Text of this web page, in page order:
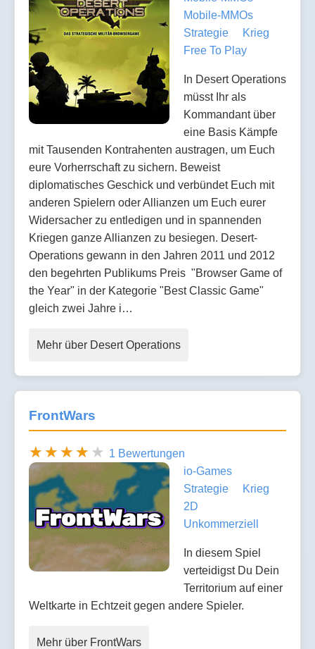
Mobile-MMOs
Strategie
Krieg
Free To Play
In Desert Operations
müsst Ihr als
Kommandant über
eine Basis Kämpfe
mit Tausenden Kontrahenten austragen, um Euch
eure Vorherrschaft zu sichern. Beweist
diplomatisches Geschick und verbündet Euch mit
anderen Spielern oder Allianzen um Euch eurer
Widersacher zu entledigen und in spannenden
Kriegen ganze Allianzen zu besiegen. Desert-
Operations gewann in den Jahren 2011 und 2012
den begehrten Publikums Preis "Browser Game of
the Year" in der Kategorie "Best Classic Game"
gleich zwei Jahre i…
Mehr über Desert Operations
FrontWars
1 Bewertungen
io-Games
Strategie
Krieg
2D
Unkommerziell
In diesem Spiel
verteidigst Du Dein
Territorium auf einer
Weltkarte in Echtzeit gegen andere Spieler.
Mehr über FrontWars